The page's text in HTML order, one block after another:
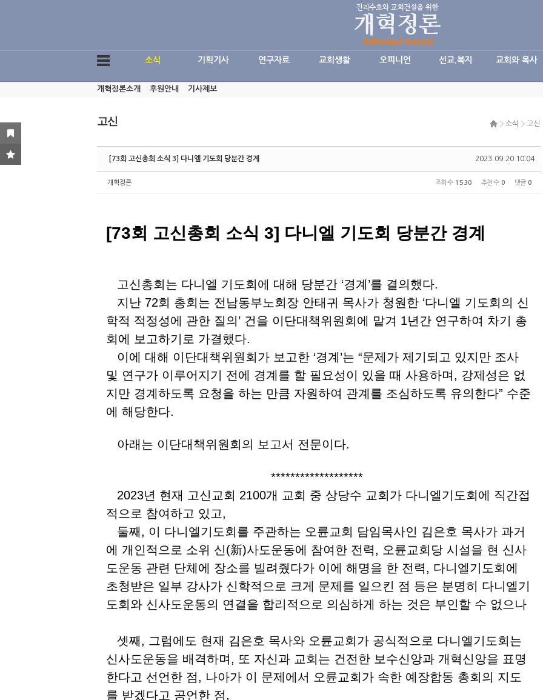
소식 기획기사 연구자료 교회생활 오피니언 선교.복지 교회와 목사
개혁정론소개 후원안내 기사제보
고신 소식 고신
2023.09.20 10:04
[73회 고신총회 소식 3] 다니엘 기도회 당분간 경계
개혁정론 조회 수 1530 추천 수 0 댓글 0
[73회 고신총회 소식 3] 다니엘 기도회 당분간 경계
고신총회는 다니엘 기도회에 대해 당분간 ‘경계’를 결의했다.
지난 72회 총회는 전남동부노회장 안태귀 목사가 청원한 ‘다니엘 기도회의 신
학적 적정성에 관한 질의’ 건을 이단대책위원회에 맡겨 1년간 연구하여 차기 총
회에 보고하기로 가결했다.
이에 대해 이단대책위원회가 보고한 ‘경계’는 “문제가 제기되고 있지만 조사
및 연구가 이루어지기 전에 경계를 할 필요성이 있을 때 사용하며, 강제성은 없
지만 경계하도록 요청을 하는 만큼 자원하여 관계를 조심하도록 유의한다” 수준
에 해당한다.
아래는 이단대책위원회의 보고서 전문이다.
*******************
2023년 현재 고신교회 2100개 교회 중 상당수 교회가 다니엘기도회에 직간접
적으로 참여하고 있고,
둘째, 이 다니엘기도회를 주관하는 오륜교회 담임목사인 김은호 목사가 과거
에 개인적으로 소위 신(新)사도운동에 참여한 전력, 오륜교회당 시설을 현 신사
도운동 관련 단체에 장소를 빌려줬다가 이에 해명을 한 전력, 다니엘기도회에
초청받은 일부 강사가 신학적으로 크게 문제를 일으킨 점 등은 분명히 다니엘기
도회와 신사도운동의 연결을 합리적으로 의심하게 하는 것은 부인할 수 없으나
셋째, 그럼에도 현재 김은호 목사와 오륜교회가 공식적으로 다니엘기도회는
신사도운동을 배격하며, 또 자신과 교회는 건전한 보수신앙과 개혁신앙을 표명
한다고 선언한 점, 나아가 이 문제에서 오륜교회가 속한 예장합동 총회의 지도
를 받겠다고 공언한 점,
Sketchbook5, 스케치북5
Sketchbook5, 스케치북5